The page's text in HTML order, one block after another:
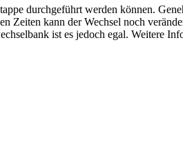
durchgeführt werden können.
Zeiten kann der Wechsel noch
ist es jedoch egal. Weitere